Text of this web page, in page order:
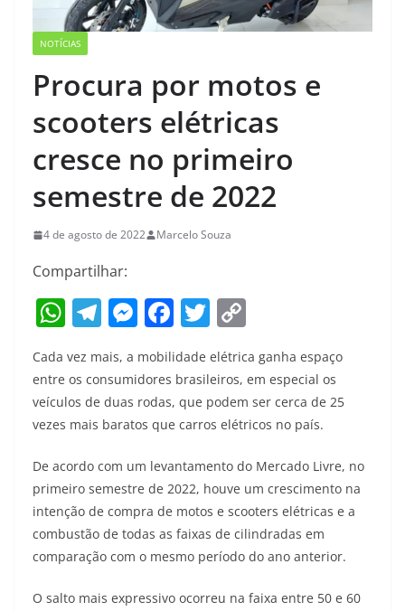
NOTÍCIAS
Procura por motos e
scooters elétricas
cresce no primeiro
semestre de 2022
4 de agosto de 2022 Marcelo Souza
Compartilhar:
W
at
s
A
p
p
T
el
e
gr
a
m
M
ss
e
n
g
er
F
a
c
e
b
o
o
k
T
w
itt
er
p
y
Li
n
k
Cada vez mais, a mobilidade elétrica ganha espaço
entre os consumidores brasileiros, em especial os
veículos de duas rodas, que podem ser cerca de 25
vezes mais baratos que carros elétricos no país.
De acordo com um levantamento do Mercado Livre, no
primeiro semestre de 2022, houve um crescimento na
intenção de compra de motos e scooters elétricas e a
combustão de todas as faixas de cilindradas em
comparação com o mesmo período do ano anterior.
O salto mais expressivo ocorreu na faixa entre 50 e 60